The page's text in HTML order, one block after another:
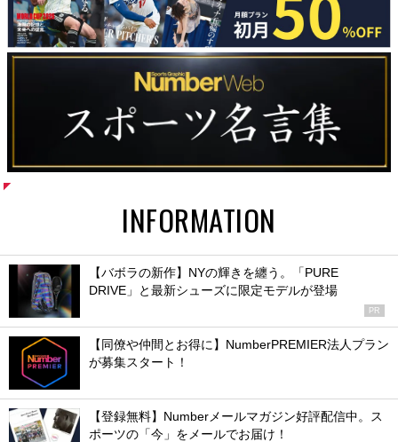
INFORMATION
【バボラの新作】NYの輝きを纏う。「PURE
DRIVE」と最新シューズに限定モデルが登場
PR
【同僚や仲間とお得に】NumberPREMIER法人プラン
が募集スタート！
【登録無料】Numberメールマガジン好評配信中。ス
ポーツの「今」をメールでお届け！